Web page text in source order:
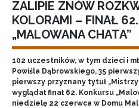
ZALIPIE ZNÓW
KOLORAMI – FINAŁ
„MALOWANA CHATA”
102 uczestników, w tym dzieci i
Powiśla Dąbrowskiego, 35
pierwszy przyznany tytuł
wyglądał finał 62. Konkursu
niedzielę 22 czerwca w Domu